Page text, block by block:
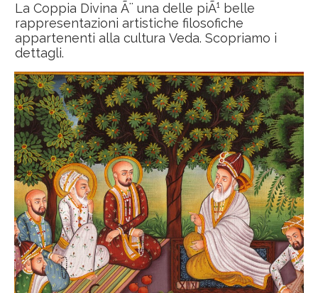
La Coppia Divina Ã¨ una delle piÃ¹ belle
rappresentazioni artistiche filosofiche
appartenenti alla cultura Veda. Scopriamo i
dettagli.